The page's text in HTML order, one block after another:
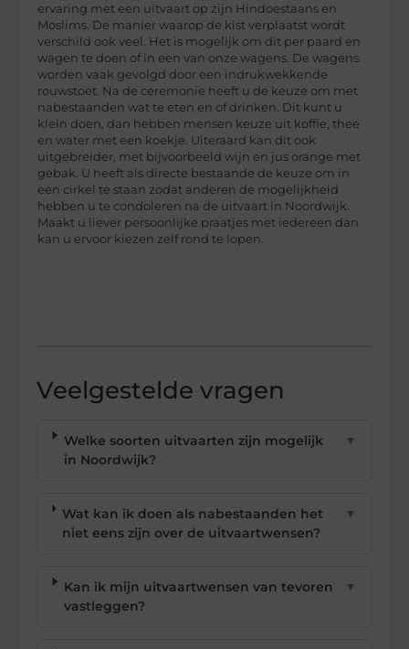
ervaring met een uitvaart op zijn Hindoestaans en
Moslims. De manier waarop de kist verplaatst wordt
verschild ook veel. Het is mogelijk om dit per paard en
wagen te doen of in een van onze wagens. De wagens
worden vaak gevolgd door een indrukwekkende
rouwstoet. Na de ceremonie heeft u de keuze om met
nabestaanden wat te eten en of drinken. Dit kunt u
klein doen, dan hebben mensen keuze uit koffie, thee
en water met een koekje. Uiteraard kan dit ook
uitgebreider, met bijvoorbeeld wijn en jus orange met
gebak. U heeft als directe bestaande de keuze om in
een cirkel te staan zodat anderen de mogelijkheid
hebben u te condoleren na de uitvaart in Noordwijk.
Maakt u liever persoonlijke praatjes met iedereen dan
kan u ervoor kiezen zelf rond te lopen.
Veelgestelde vragen
Welke soorten uitvaarten zijn mogelijk
in Noordwijk?
▼
Wat kan ik doen als nabestaanden het
niet eens zijn over de uitvaartwensen?
▼
Kan ik mijn uitvaartwensen van tevoren
vastleggen?
▼